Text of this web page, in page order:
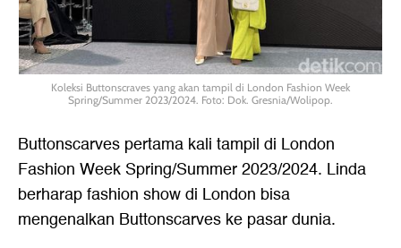
Koleksi Buttonscraves yang akan tampil di London Fashion Week
Spring/Summer 2023/2024. Foto: Dok. Gresnia/Wolipop.
Buttonscarves pertama kali tampil di London
Fashion Week Spring/Summer 2023/2024. Linda
berharap fashion show di London bisa
mengenalkan Buttonscarves ke pasar dunia.